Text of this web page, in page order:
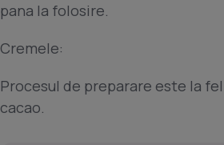
pana la folosire.
Cremele:
Procesul de preparare este la
cacao.